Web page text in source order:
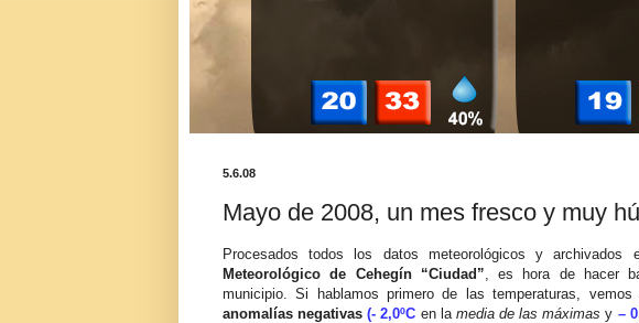
5.6.08
Mayo de 2008, un mes fresco y muy
Procesados todos los datos meteorológicos y
Meteorológico de Cehegín “Ciudad” , es hora de hacer
municipio. Si hablamos primero de las temperaturas,
anomalías negativas (- 2,0ºC en la media de las máximas y –